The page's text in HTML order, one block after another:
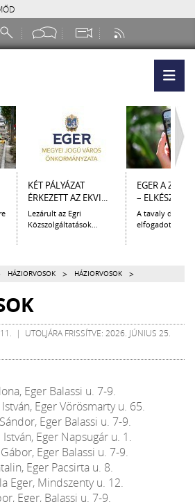
KÉT PÁLYÁZAT
ÉRKEZETT AZ EKVI...
Lezárult az Egri
Közszolgáltatások...
EGER A
– ELKÉSZÜLT
A tavaly
elfogadott
HÁZIORVOSOK > HÁZIORVOSOK >
| UTOLJÁRA FRISSÍTVE: 2026. JÚNIUS 25.
Eger Balassi u. 7-9.
Eger Vörösmarty u. 65.
Eger Balassi u. 7-9.
Eger Napsugár u. 1.
Eger Balassi u. 7-9.
Eger Pacsirta u. 8.
Eger, Mindszenty u. 12.
Eger, Balassi u. 7-9.